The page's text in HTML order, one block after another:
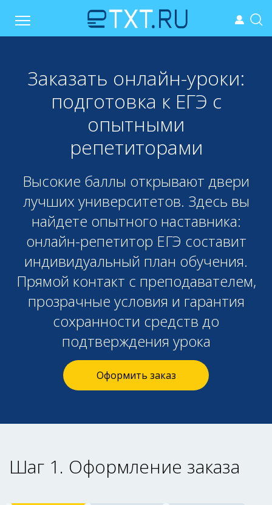
Заказать онлайн-уроки:
подготовка к ЕГЭ с
опытными
репетиторами
Высокие баллы открывают двери
лучших университетов. Здесь вы
найдете опытного наставника:
онлайн-репетитор ЕГЭ составит
индивидуальный план обучения.
Прямой контакт с преподавателем,
прозрачные условия и гарантия
сохранности средств до
подтверждения урока
Оформить заказ
Шаг 1. Оформление заказа